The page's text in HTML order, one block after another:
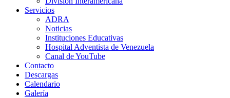
Servicios
ADRA
Noticias
Instituciones Educativas
Hospital Adventista de Venezuela
Canal de YouTube
Contacto
Descargas
Calendario
Galería